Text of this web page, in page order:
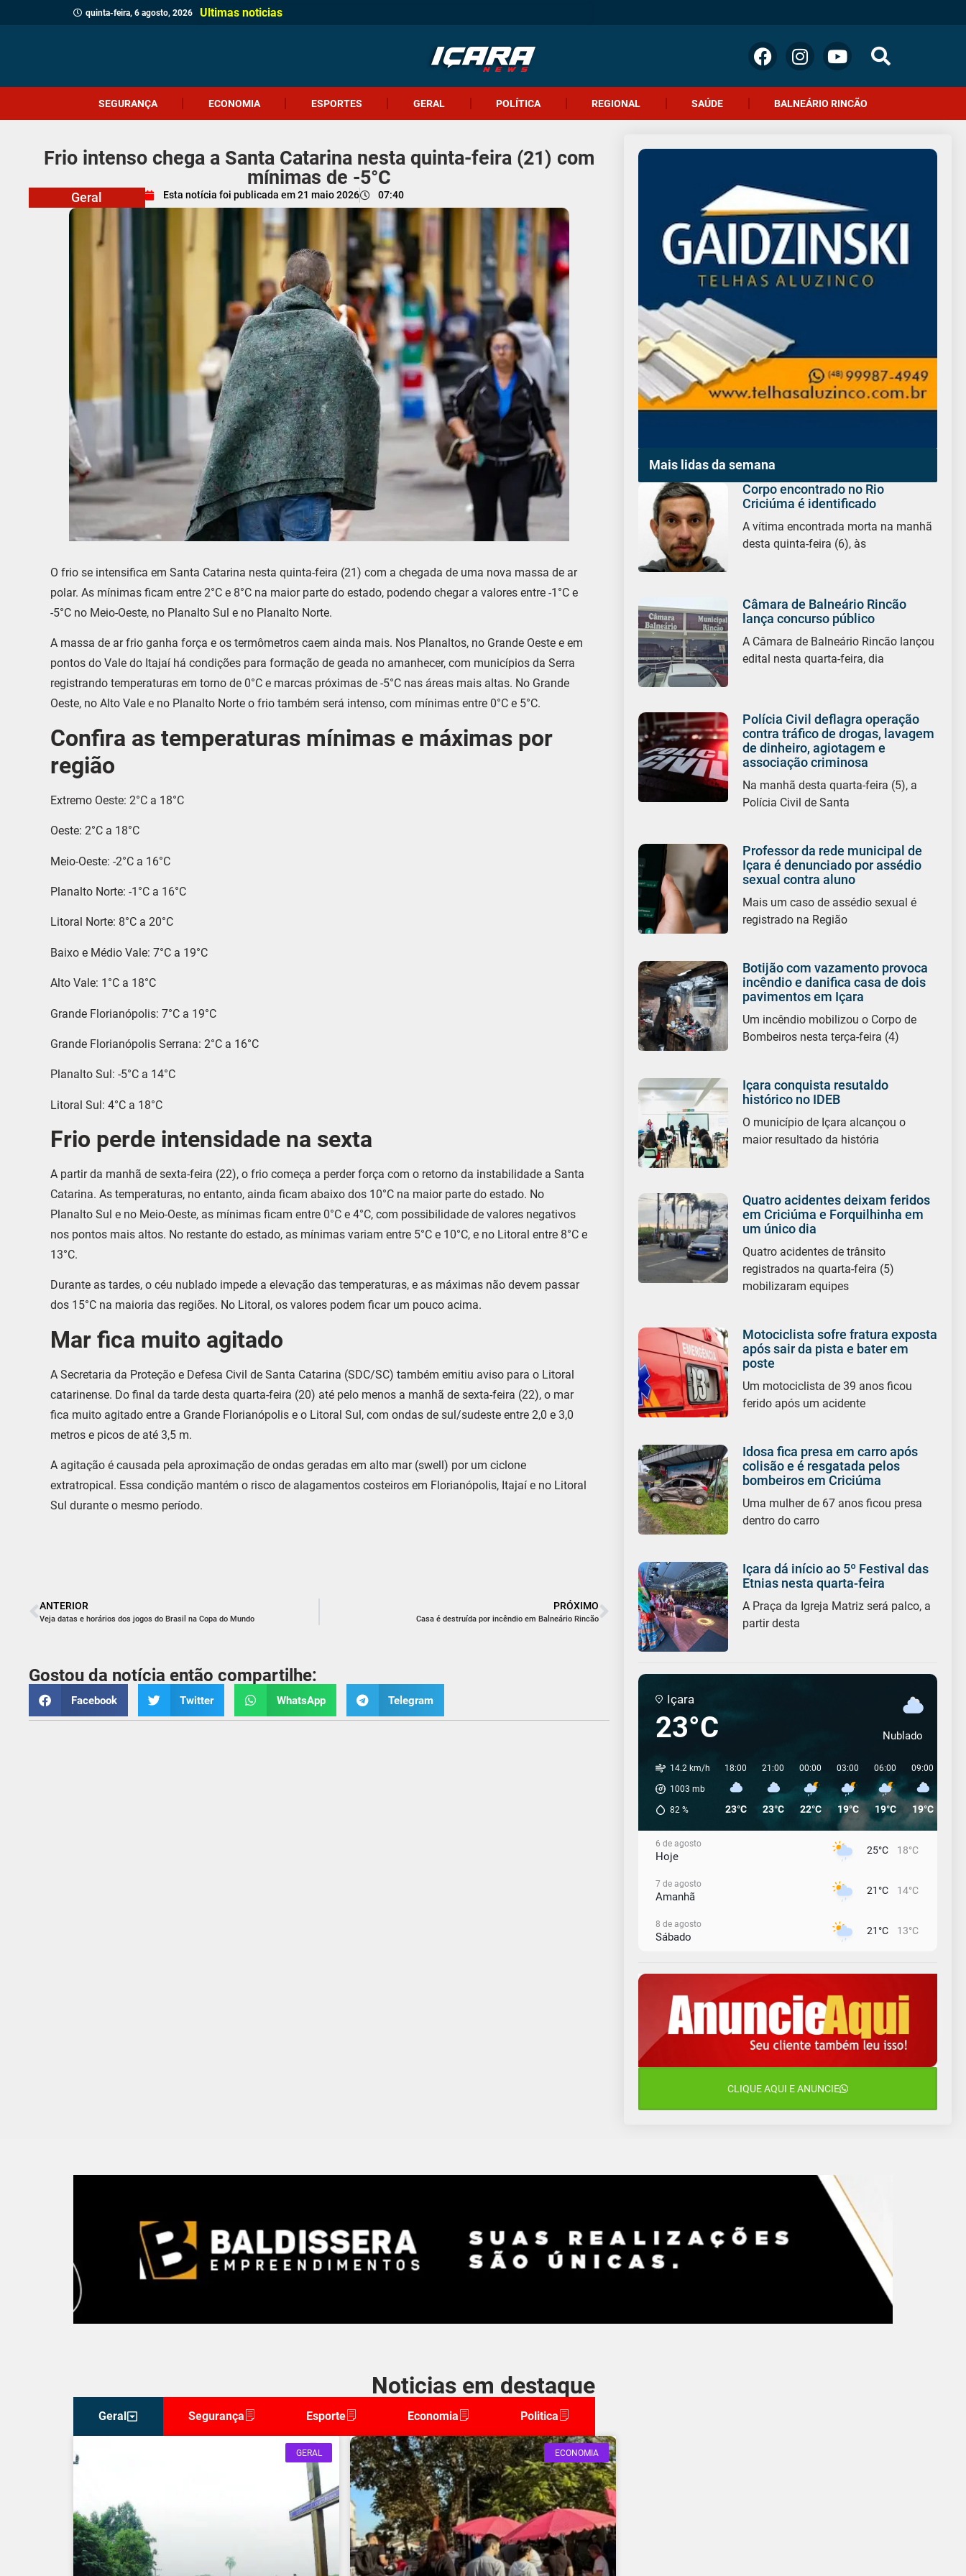
quinta-feira, 6 agosto, 2026 Ultimas noticias
SEGURANÇA ECONOMIA ESPORTES GERAL POLÍTICA REGIONAL SAÚDE BALNEÁRIO RINCÃO
Frio intenso chega a Santa Catarina nesta quinta-feira (21) com
mínimas de -5°C
Geral Esta notícia foi publicada em 21 maio 2026 07:40
O frio se intensifica em Santa Catarina nesta quinta-feira (21) com a chegada de uma nova massa de ar
polar. As mínimas ficam entre 2°C e 8°C na maior parte do estado, podendo chegar a valores entre -1°C e
-5°C no Meio-Oeste, no Planalto Sul e no Planalto Norte.
A massa de ar frio ganha força e os termômetros caem ainda mais. Nos Planaltos, no Grande Oeste e em
pontos do Vale do Itajaí há condições para formação de geada no amanhecer, com municípios da Serra
registrando temperaturas em torno de 0°C e marcas próximas de -5°C nas áreas mais altas. No Grande
Oeste, no Alto Vale e no Planalto Norte o frio também será intenso, com mínimas entre 0°C e 5°C.
Confira as temperaturas mínimas e máximas por
região
Extremo Oeste: 2°C a 18°C
Oeste: 2°C a 18°C
Meio-Oeste: -2°C a 16°C
Planalto Norte: -1°C a 16°C
Litoral Norte: 8°C a 20°C
Baixo e Médio Vale: 7°C a 19°C
Alto Vale: 1°C a 18°C
Grande Florianópolis: 7°C a 19°C
Grande Florianópolis Serrana: 2°C a 16°C
Planalto Sul: -5°C a 14°C
Litoral Sul: 4°C a 18°C
Frio perde intensidade na sexta
A partir da manhã de sexta-feira (22), o frio começa a perder força com o retorno da instabilidade a Santa
Catarina. As temperaturas, no entanto, ainda ficam abaixo dos 10°C na maior parte do estado. No
Planalto Sul e no Meio-Oeste, as mínimas ficam entre 0°C e 4°C, com possibilidade de valores negativos
nos pontos mais altos. No restante do estado, as mínimas variam entre 5°C e 10°C, e no Litoral entre 8°C e
13°C.
Durante as tardes, o céu nublado impede a elevação das temperaturas, e as máximas não devem passar
dos 15°C na maioria das regiões. No Litoral, os valores podem ficar um pouco acima.
Mar fica muito agitado
A Secretaria da Proteção e Defesa Civil de Santa Catarina (SDC/SC) também emitiu aviso para o Litoral
catarinense. Do final da tarde desta quarta-feira (20) até pelo menos a manhã de sexta-feira (22), o mar
fica muito agitado entre a Grande Florianópolis e o Litoral Sul, com ondas de sul/sudeste entre 2,0 e 3,0
metros e picos de até 3,5 m.
A agitação é causada pela aproximação de ondas geradas em alto mar (swell) por um ciclone
extratropical. Essa condição mantém o risco de alagamentos costeiros em Florianópolis, Itajaí e no Litoral
Sul durante o mesmo período.
ANTERIOR
Veja datas e horários dos jogos do Brasil na Copa do Mundo
PRÓXIMO
Casa é destruída por incêndio em Balneário Rincão
Gostou da notícia então compartilhe:
Facebook Twitter WhatsApp Telegram
Mais lidas da semana
Corpo encontrado no Rio
Criciúma é identificado
A vítima encontrada morta na manhã
desta quinta-feira (6), às
Câmara de Balneário Rincão
lança concurso público
A Câmara de Balneário Rincão lançou
edital nesta quarta-feira, dia
Polícia Civil deflagra operação
contra tráfico de drogas, lavagem
de dinheiro, agiotagem e
associação criminosa
Na manhã desta quarta-feira (5), a
Polícia Civil de Santa
Professor da rede municipal de
Içara é denunciado por assédio
sexual contra aluno
Mais um caso de assédio sexual é
registrado na Região
Botijão com vazamento provoca
incêndio e danifica casa de dois
pavimentos em Içara
Um incêndio mobilizou o Corpo de
Bombeiros nesta terça-feira (4)
Içara conquista resutaldo
histórico no IDEB
O município de Içara alcançou o
maior resultado da história
Quatro acidentes deixam feridos
em Criciúma e Forquilhinha em
um único dia
Quatro acidentes de trânsito
registrados na quarta-feira (5)
mobilizaram equipes
Motociclista sofre fratura exposta
após sair da pista e bater em
poste
Um motociclista de 39 anos ficou
ferido após um acidente
Idosa fica presa em carro após
colisão e é resgatada pelos
bombeiros em Criciúma
Uma mulher de 67 anos ficou presa
dentro do carro
Içara dá início ao 5º Festival das
Etnias nesta quarta-feira
A Praça da Igreja Matriz será palco, a
partir desta
Içara
23°C Nublado
14.2 km/h
1003 mb
82 %
18:00
23°C
21:00
23°C
00:00
22°C
03:00
19°C
06:00
19°C
09:00
19°C
6 de agosto
Hoje 25°C 18°C
7 de agosto
Amanhã 21°C 14°C
8 de agosto
Sábado 21°C 13°C
Domingo
10 de agosto
Segunda-Feira
11 de agosto
15°C 10°C
CLIQUE AQUI E ANUNCIE
Noticias em destaque
Geral Segurança Esporte Economia Politica
GERAL ECONOMIA